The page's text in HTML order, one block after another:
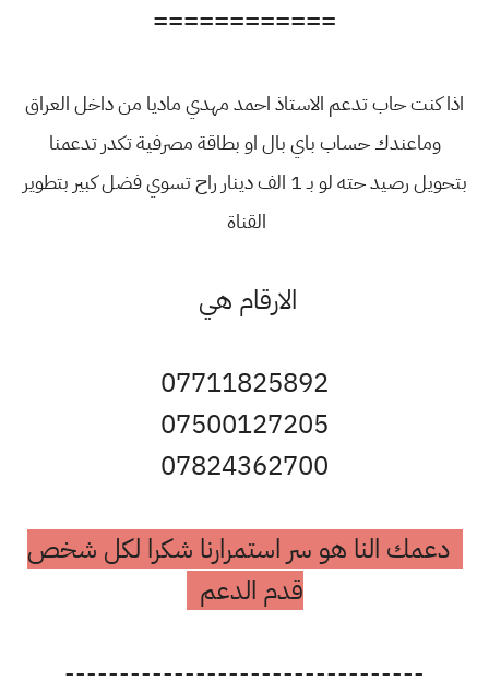
============
اذا كنت حاب تدعم الاستاذ احمد مهدي ماديا من داخل العراق
وماعندك حساب باي بال او بطاقة مصرفية تكدر تدعمنا
بتحويل رصيد حته لو بـ 1 الف دينار راح تسوي فضل كبير بتطوير
القناة
الارقام هي
07711825892
07500127205
07824362700
دعمك النا هو سر استمرارنا شكرا لكل شخص
قدم الدعم